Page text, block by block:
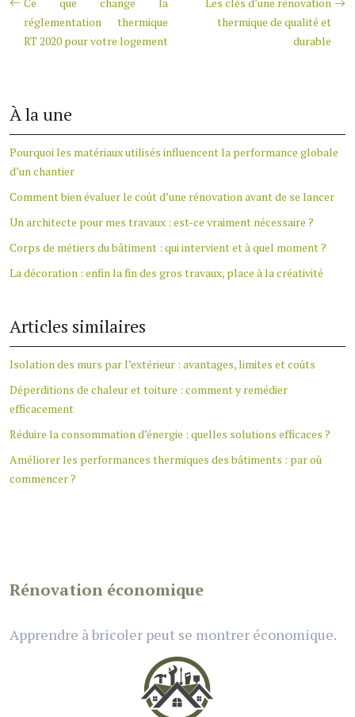
réglementation thermique
RT 2020 pour votre logement
thermique de qualité et
durable
À la une
Pourquoi les matériaux utilisés influencent la performance globale
d’un chantier
Comment bien évaluer le coût d’une rénovation avant de se lancer
Un architecte pour mes travaux : est-ce vraiment nécessaire ?
Corps de métiers du bâtiment : qui intervient et à quel moment ?
La décoration : enfin la fin des gros travaux, place à la créativité
Articles similaires
Isolation des murs par l’extérieur : avantages, limites et coûts
Déperditions de chaleur et toiture : comment y remédier
efficacement
Réduire la consommation d’énergie : quelles solutions efficaces ?
Améliorer les performances thermiques des bâtiments : par où
commencer ?
Rénovation économique
Apprendre à bricoler peut se montrer économique.